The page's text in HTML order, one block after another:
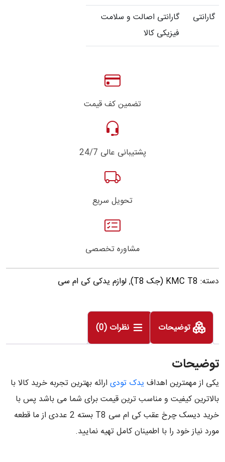
گارانتی
گارانتی اصالت و سلامت
فیزیکی کالا
تضمین کف قیمت
پشتیبانی عالی 24/7
تحویل سریع
مشاوره تخصصی
دسته: KMC T8 (جک T8) ,لوازم یدکی کی ام سی
توضیحات نظرات (0)
توضیحات
یکی از مهمترین اهداف یدک تودی ارائه بهترین تجربه خرید کالا با
بالاترین کیفیت و مناسب ترین قیمت برای شما می باشد پس با
خرید دیسک چرخ عقب کی ام سی T8 بسته 2 عددی از ما قطعه
مورد نیاز خود را با اطمینان کامل تهیه نمایید.